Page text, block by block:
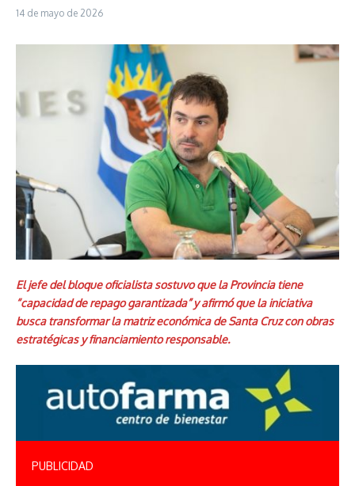
14 de mayo de 2026
El jefe del bloque oficialista sostuvo que la Provincia tiene
“capacidad de repago garantizada” y afirmó que la iniciativa
busca transformar la matriz económica de Santa Cruz con obras
estratégicas y financiamiento responsable.
PUBLICIDAD